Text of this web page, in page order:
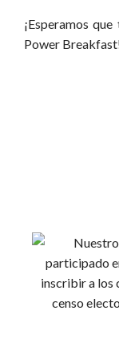
¡Esperamos
Power